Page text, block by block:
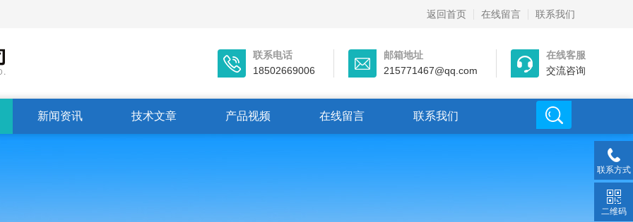
返回首页 在线留言 联系我们
联系电话
18502669006
邮箱地址
215771467@qq.com
在线客服
交流咨询
新闻资讯 技术文章 产品视频 在线留言 联系我们
联系方式
二维码